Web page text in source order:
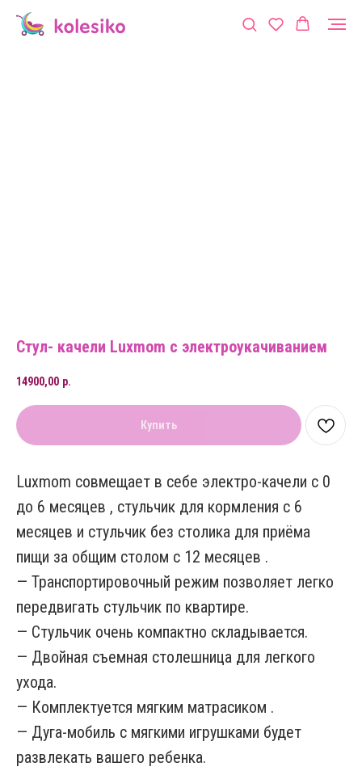
Стул- качели Luxmom с электроукачиванием
14900,00 р.
Купить
Luxmom совмещает в себе электро-качели с 0
до 6 месяцев , стульчик для кормления с 6
месяцев и стульчик без столика для приёма
пищи за общим столом с 12 месяцев .
— Транспортировочный режим позволяет легко
передвигать стульчик по квартире.
— Стульчик очень компактно складывается.
— Двойная съемная столешница для легкого
ухода.
— Комплектуется мягким матрасиком .
— Дуга-мобиль с мягкими игрушками будет
развлекать вашего ребенка.